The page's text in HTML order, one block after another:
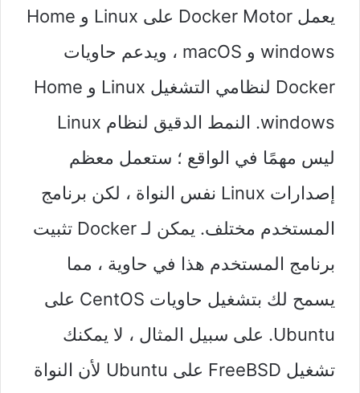
يعمل Docker Motor على Linux و Home
windows و macOS ، ويدعم حاويات
Docker لنظامي التشغيل Linux و Home
windows. النمط الدقيق لنظام Linux
ليس مهمًا في الواقع ؛ ستعمل معظم
إصدارات Linux نفس النواة ، لكن برنامج
المستخدم مختلف. يمكن لـ Docker تثبيت
برنامج المستخدم هذا في حاوية ، مما
يسمح لك بتشغيل حاويات CentOS على
Ubuntu. على سبيل المثال ، لا يمكنك
تشغيل FreeBSD على Ubuntu لأن النواة